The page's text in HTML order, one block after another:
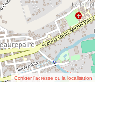
Corriger l’adresse ou la localisation